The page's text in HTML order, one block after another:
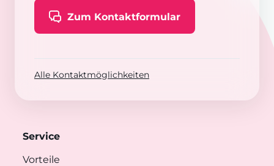
Zum Kontaktformular
Alle Kontaktmöglichkeiten
Service
Vorteile